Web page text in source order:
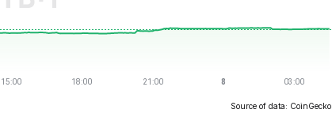
Source of data: CoinGecko